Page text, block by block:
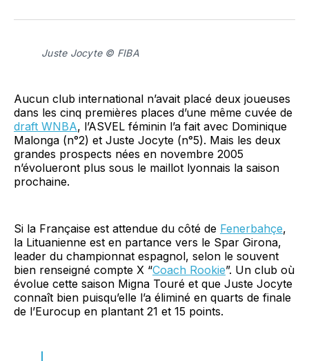
Facebook
LinkedInWhatsApp
Courriel
Juste Jocyte © FIBA
Aucun club international n’avait placé deux joueuses
dans les cinq premières places d’une même cuvée de
draft WNBA, l’ASVEL féminin l’a fait avec Dominique
Malonga (n°2) et Juste Jocyte (n°5). Mais les deux
grandes prospects nées en novembre 2005
n’évolueront plus sous le maillot lyonnais la saison
prochaine.
Si la Française est attendue du côté de Fenerbahçe,
la Lituanienne est en partance vers le Spar Girona,
leader du championnat espagnol, selon le souvent
bien renseigné compte X “Coach Rookie”. Un club où
évolue cette saison Migna Touré et que Juste Jocyte
connaît bien puisqu’elle l’a éliminé en quarts de finale
de l’Eurocup en plantant 21 et 15 points.